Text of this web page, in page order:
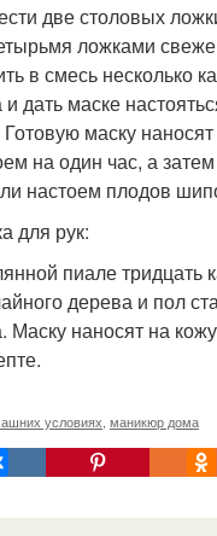
две столовых
ложками
в смесь несколько
дать маске
маску
на один час, а
настоем плодов
для рук:
пиале тридцать
дерева и пол
Маску наносят на
условиях маникюр дома